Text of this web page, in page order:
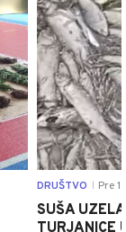
DRUŠTVO Pre 1
SUŠA